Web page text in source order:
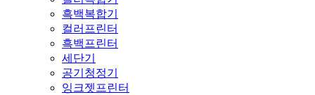
흑백복합기
컬러프린터
흑백프린터
세단기
공기청정기
잉크젯프린터